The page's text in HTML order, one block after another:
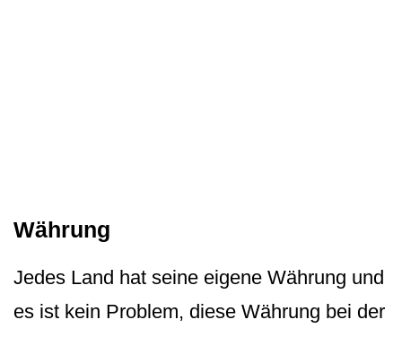
Währung
Jedes Land hat seine eigene Währung und
es ist kein Problem, diese Währung bei der